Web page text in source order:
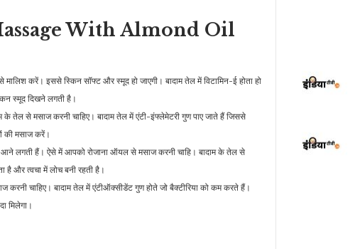
With Almond Oil
मालिश करें। इससे स्किन सॉफ्ट और स्मूद हो जाएगी। बादाम तेल में विटामिन-ई होता हो
स्मूद दिखने लगती है।
के तेल से मसाज करनी चाहिए। बादाम तेल में एंटी-इंफ्लेमेटरी गुण पाए जाते हैं जिससे
की मसाज करें।
लगती हैं। ऐसे में आपको रोजाना ऑयल से मसाज करनी चाहि। बादाम के तेल से
है और त्वचा में लोच बनी रहती है।
करनी चाहिए। बादाम तेल में एंटीऑक्सीडेंट गुण होते जो बैक्टीरिया को कम करते हैं।
मिलेगा।
‘सरफिरा’ से अक्षय कुमार का
PM मोदी के ‘स्वस्थ भारत